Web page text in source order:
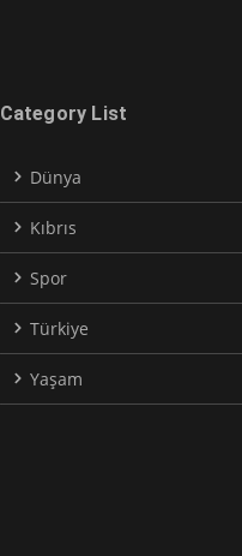
Category List
Dünya
Kıbrıs
Spor
Türkiye
Yaşam